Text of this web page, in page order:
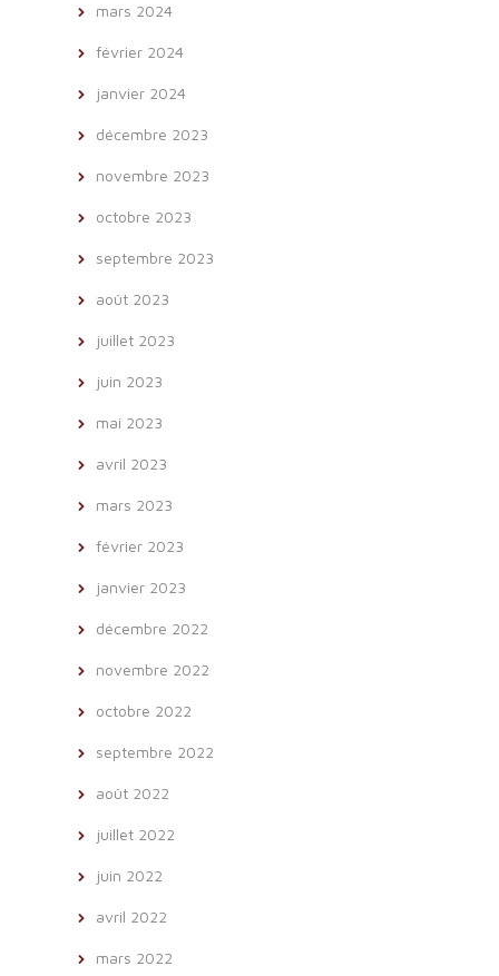
mars 2024
février 2024
janvier 2024
décembre 2023
novembre 2023
octobre 2023
septembre 2023
août 2023
juillet 2023
juin 2023
mai 2023
avril 2023
mars 2023
février 2023
janvier 2023
décembre 2022
novembre 2022
octobre 2022
septembre 2022
août 2022
juillet 2022
juin 2022
avril 2022
mars 2022